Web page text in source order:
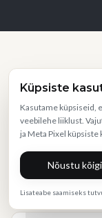
Korduma
Mida pean
Kas see
Küpsiste
Kasutame küpsiseid,
veebilehe liiklust.
ja Meta Pixel küpsiste
Nõustu
Lisateabe saamiseks